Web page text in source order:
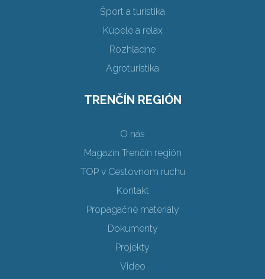
Šport a turistika
Kúpele a relax
Rozhľadne
Agroturistika
TRENČÍN REGIÓN
O nás
Magazín Trenčín región
TOP v Cestovnom ruchu
Kontakt
Propagačné materiály
Dokumenty
Projekty
Video